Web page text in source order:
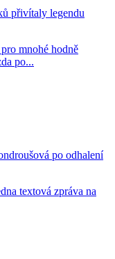
přivítaly legendu
mnohé hodně
po...
po odhalení
textová zpráva na